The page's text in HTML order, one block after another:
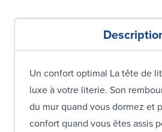
Un confort optimal La tête de
luxe à votre literie. Son
du mur quand vous dormez et
confort quand vous êtes assis